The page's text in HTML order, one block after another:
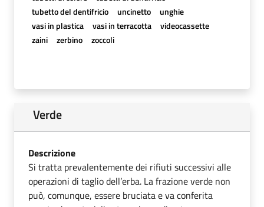
tubetto del dentifricio
uncinetto
unghie
vasi in plastica
vasi in terracotta
videocassette
zaini
zerbino zoccoli
Verde
Descrizione
Si tratta prevalentemente dei rifiuti successivi alle
operazioni di taglio dell’erba. La frazione verde non
può, comunque, essere bruciata e va conferita